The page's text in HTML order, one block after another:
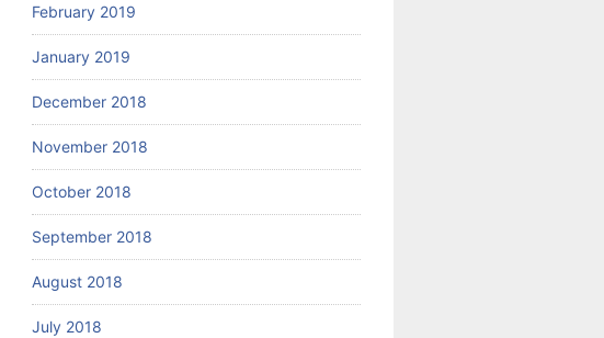
February 2019
January 2019
December 2018
November 2018
October 2018
September 2018
August 2018
July 2018